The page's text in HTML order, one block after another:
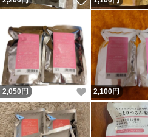
2,050 円 いいね！
2,100円